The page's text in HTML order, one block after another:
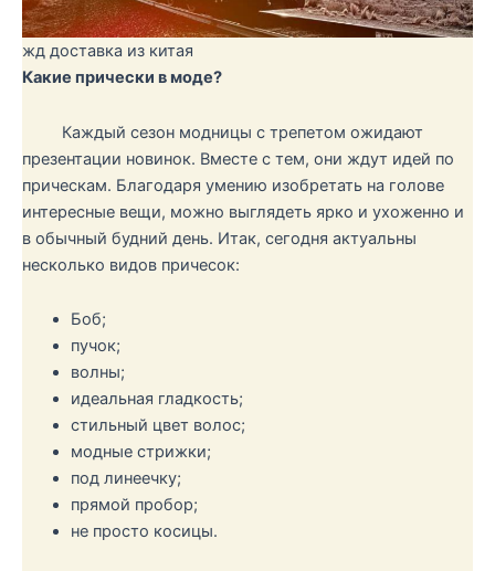
жд доставка из китая
Какие прически в моде?
Каждый сезон модницы с трепетом ожидают
презентации новинок. Вместе с тем, они ждут идей по
прическам. Благодаря умению изобретать на голове
интересные вещи, можно выглядеть ярко и ухоженно и
в обычный будний день. Итак, сегодня актуальны
несколько видов причесок:
Боб;
пучок;
волны;
идеальная гладкость;
стильный цвет волос;
модные стрижки;
под линеечку;
прямой пробор;
не просто косицы.